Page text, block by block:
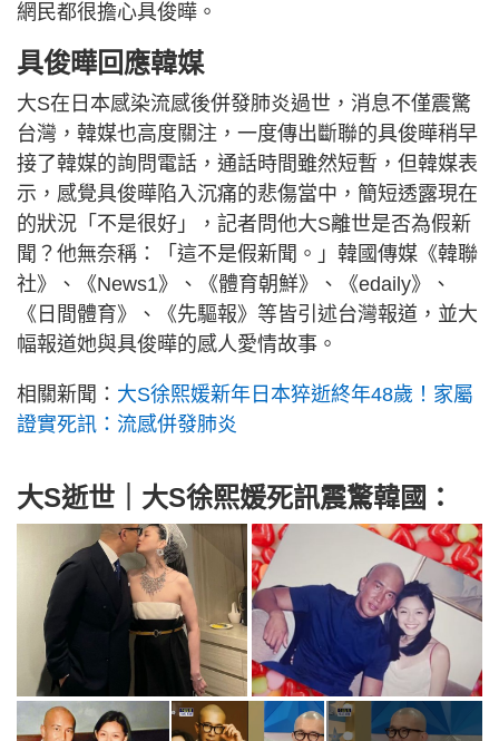
網民都很擔心具俊曄。
具俊曄回應韓媒
大S在日本感染流感後併發肺炎過世，消息不僅震驚
台灣，韓媒也高度關注，一度傳出斷聯的具俊曄稍早
接了韓媒的詢問電話，通話時間雖然短暫，但韓媒表
示，感覺具俊曄陷入沉痛的悲傷當中，簡短透露現在
的狀況「不是很好」，記者問他大S離世是否為假新
聞？他無奈稱：「這不是假新聞。」韓國傳媒《韓聯
社》、《News1》、《體育朝鮮》、《edaily》、
《日間體育》、《先驅報》等皆引述台灣報道，並大
幅報道她與具俊曄的感人愛情故事。
相關新聞： 大S徐熙媛新年日本猝逝終年48歲！家屬
證實死訊：流感併發肺炎
大S逝世｜大S徐熙媛死訊震驚韓國：